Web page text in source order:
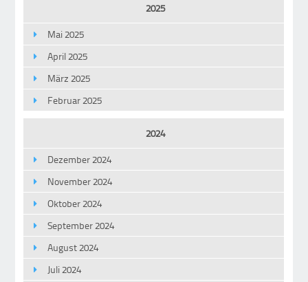
2025
Mai 2025
April 2025
März 2025
Februar 2025
2024
Dezember 2024
November 2024
Oktober 2024
September 2024
August 2024
Juli 2024